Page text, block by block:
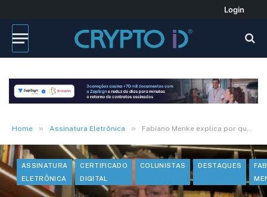
Login
Home » Assinatura Eletrônica » Fabiano Menke explica por que a assinatura ICP-Brasil possui o maior nível probatório do sistema jurídico brasileiro
ASSINATURA
ELETRÔNICA
CERTIFICADO
DIGITAL
COLUNISTAS DESTAQUES